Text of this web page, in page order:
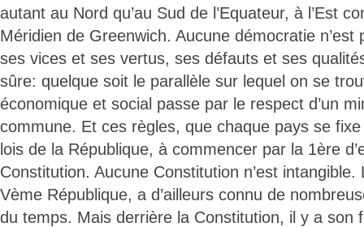
autant au Nord qu’au Sud de l’Equateur, à l’Est
Méridien de Greenwich. Aucune démocratie n’est
ses vices et ses vertus, ses défauts et ses
sûre: quelque soit le parallèle sur lequel on se
économique et social passe par le respect d’un
commune. Et ces règles, que chaque pays se
lois de la République, à commencer par la 1ère
Constitution. Aucune Constitution n’est
Vème République, a d’ailleurs connu de
du temps. Mais derrière la Constitution, il y a son